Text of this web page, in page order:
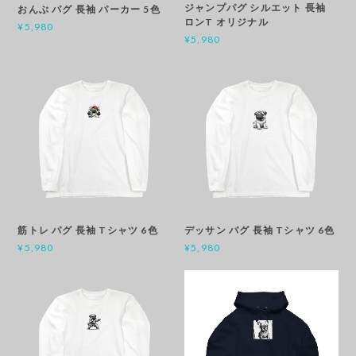
おんぶ パグ 長袖 パーカー 5色
¥5,980
ジャンプパグ シルエット 長袖
ロンT オリジナル
¥5,980
筋トレ パグ 長袖 Tシャツ 6色
¥5,980
デッサン パグ 長袖 Tシャツ 6色
¥5,980